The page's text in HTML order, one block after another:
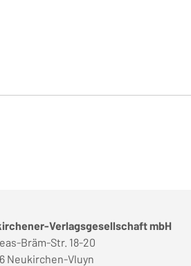
Verlagsgesellschaft mbH
Bräm-Str. 18-20
Neukirchen-Vluyn